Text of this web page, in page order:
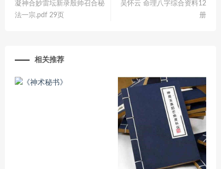
凝神合妙雷坛新录殷帅召合秘
法一宗.pdf 29页
吴怀云 命理八字综合资料12
册
相关推荐